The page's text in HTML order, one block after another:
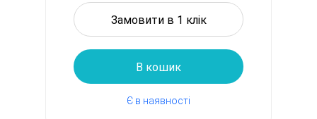
Замовити в 1 клік
В кошик
Є в наявності